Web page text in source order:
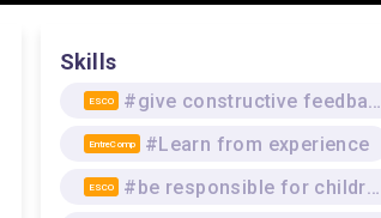
Skills
ESCO #give constructive feedback
EntreComp #Learn from experience
ESCO #be responsible for children in day care